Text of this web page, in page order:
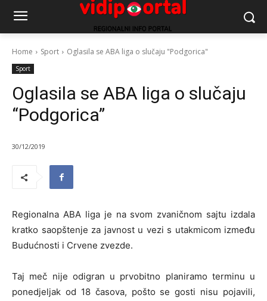
Home Sport Oglasila se ABA liga o slučaju "Podgorica"
Sport
Oglasila se ABA liga o slučaju
“Podgorica”
30/12/2019
Regionalna ABA liga je na svom zvaničnom sajtu izdala
kratko saopštenje za javnost u vezi s utakmicom između
Budućnosti i Crvene zvezde.
Taj meč nije odigran u prvobitno planiramo terminu u
ponedjeljak od 18 časova, pošto se gosti nisu pojavili,